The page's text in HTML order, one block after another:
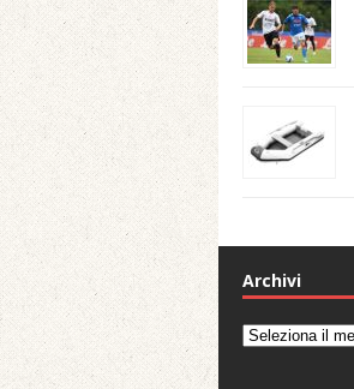
Archivi
Archivi